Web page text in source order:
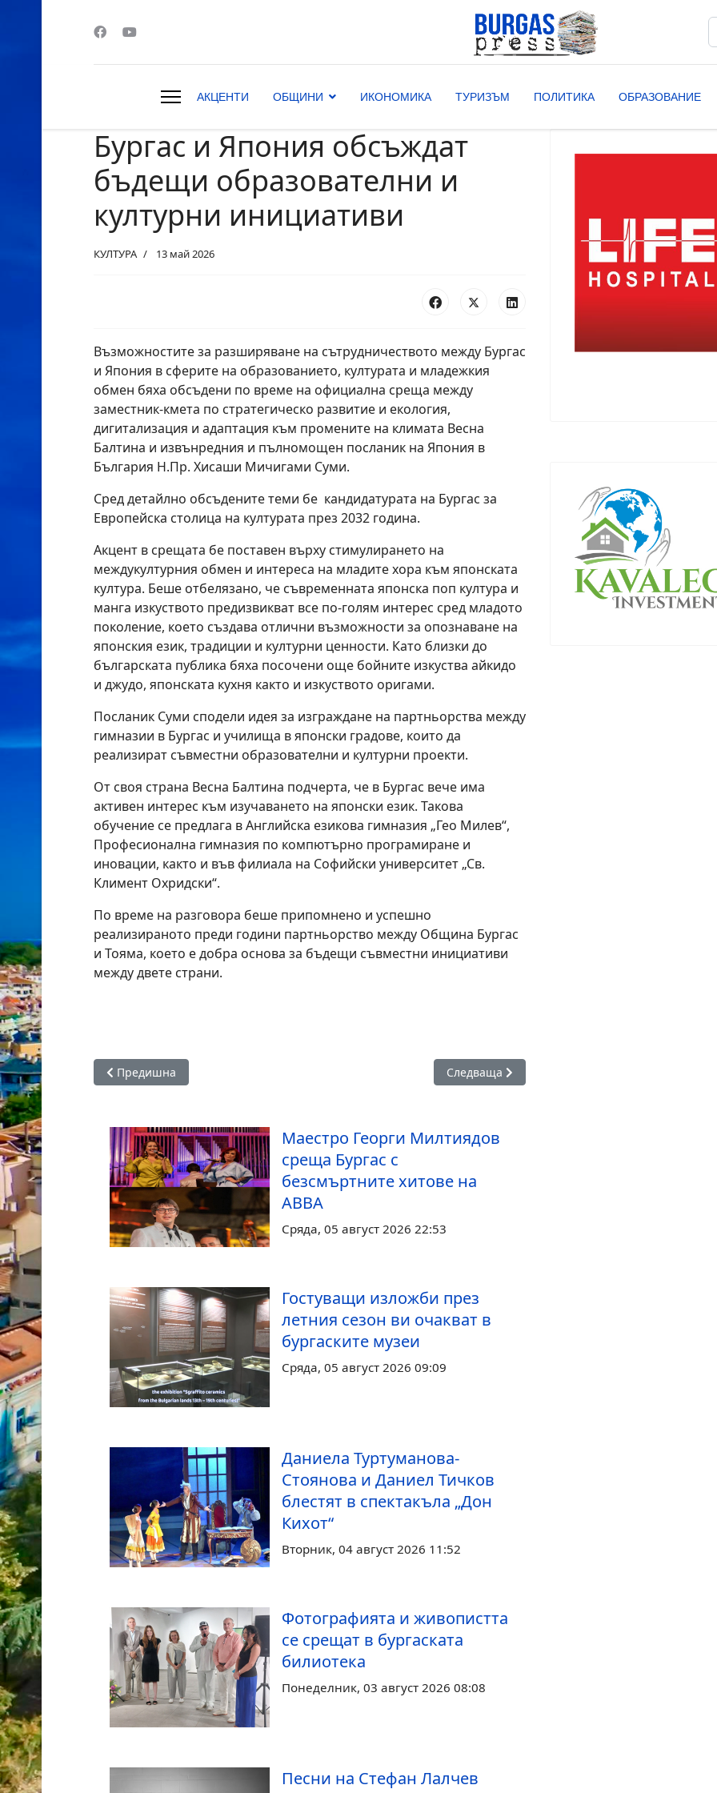
АКЦЕНТИ ОБЩИНИ ИКОНОМИКА ТУРИЗЪМ ПОЛИТИКА ОБРАЗОВАНИЕ
Бургас и Япония обсъждат
бъдещи образователни и
културни инициативи
КУЛТУРА 13 май 2026
Възможностите за разширяване на сътрудничеството между Бургас
и Япония в сферите на образованието, културата и младежкия
обмен бяха обсъдени по време на официална среща между
заместник-кмета по стратегическо развитие и екология,
дигитализация и адаптация към промените на климата Весна
Балтина и извънредния и пълномощен посланик на Япония в
България Н.Пр. Хисаши Мичигами Суми.
Сред детайлно обсъдените теми бе кандидатурата на Бургас за
Европейска столица на културата през 2032 година.
Акцент в срещата бе поставен върху стимулирането на
междукултурния обмен и интереса на младите хора към японската
култура. Беше отбелязано, че съвременната японска поп култура и
манга изкуството предизвикват все по-голям интерес сред младото
поколение, което създава отлични възможности за опознаване на
японския език, традиции и културни ценности. Като близки до
българската публика бяха посочени още бойните изкуства айкидо
и джудо, японската кухня както и изкуството оригами.
Посланик Суми сподели идея за изграждане на партньорства между
гимназии в Бургас и училища в японски градове, които да
реализират съвместни образователни и културни проекти.
От своя страна Весна Балтина подчерта, че в Бургас вече има
активен интерес към изучаването на японски език. Такова
обучение се предлага в Английска езикова гимназия „Гео Милев“,
Професионална гимназия по компютърно програмиране и
иновации, както и във филиала на Софийски университет „Св.
Климент Охридски“.
По време на разговора беше припомнено и успешно
реализираното преди години партньорство между Община Бургас
и Тояма, което е добра основа за бъдещи съвместни инициативи
между двете страни.
Предишна статия: Именити изпълнители и блестящ диригент в „Мадам Бътерфлай“ в петък
Предишна Следваща статия: Наградиха победителите от
Следваща
Маестро Георги Милтиядов
среща Бургас с
безсмъртните хитове на
ABBA
Сряда, 05 август 2026 22:53
Гостуващи изложби през
летния сезон ви очакват в
бургаските музеи
Сряда, 05 август 2026 09:09
Даниела Туртуманова-
Стоянова и Даниел Тичков
блестят в спектакъла „Дон
Кихот“
Вторник, 04 август 2026 11:52
Фотографията и живопистта
се срещат в бургаската
билиотека
Понеделник, 03 август 2026 08:08
Песни на Стефан Лалчев